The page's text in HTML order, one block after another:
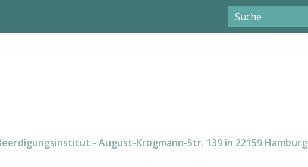
- August-Krogmann-Str. 139 in 22159 Hamburg